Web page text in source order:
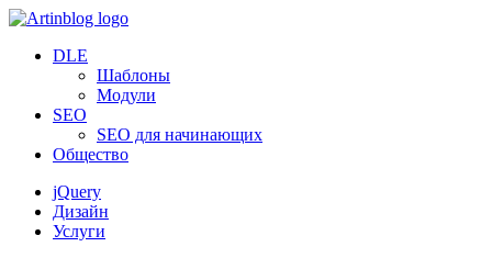
DLE
Шаблоны
Модули
SEO
SEO для начинающих
Общество
jQuery
Дизайн
Услуги